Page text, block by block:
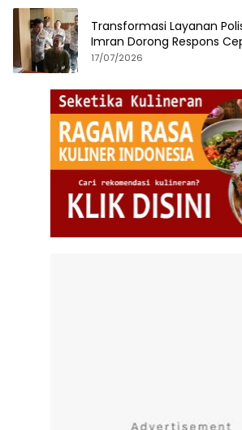
Transformasi Layanan
Imran Dorong Respons
Terintegrasi
17/07/2026